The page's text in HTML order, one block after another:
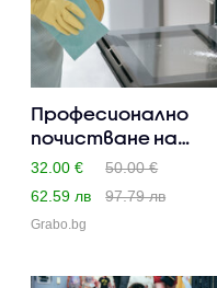
Професионално
почистване на
единична фурна
32.00 €
50.00 €
62.59 лв
97.79 лв
Grabo.bg